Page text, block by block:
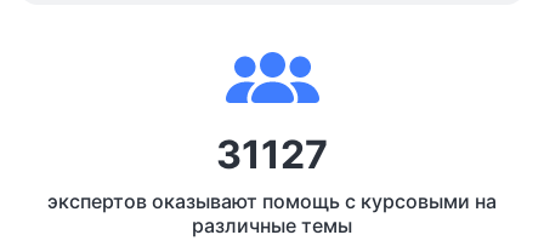
31127
экспертов оказывают помощь с курсовыми на
различные темы